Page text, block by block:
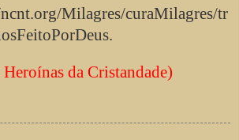
Milagres/curaMilagres/tr
da Cristandade)